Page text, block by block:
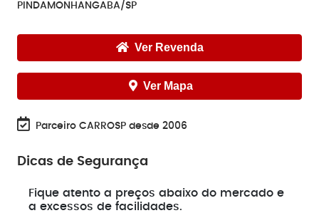
PINDAMONHANGABA/SP
Ver Revenda
Ver Mapa
Parceiro CARROSP desde 2006
Dicas de Segurança
Fique atento a preços abaixo do mercado e
a excessos de facilidades.